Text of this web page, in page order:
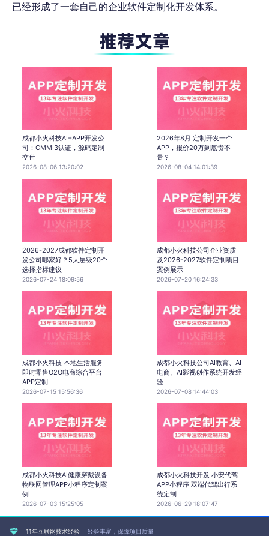
已经形成了一套自己的企业软件定制化开发体系。
成都小火科技AI+APP开发公
司：CMMI3认证，源码定制
交付
2026-08-06 13:20:02
2026年8月 定制开发一个
APP，报价20万到底贵不
贵？
2026-08-04 14:01:39
2026-2027成都软件定制开
发公司哪家好？5大层级20个
选择指标建议
2026-07-24 18:09:56
成都小火科技公司企业资质
及2026-2027软件定制项目
案例展示
2026-07-20 16:24:33
成都小火科技 本地生活服务
即时零售O2O电商综合平台
APP定制
2026-07-15 15:56:36
成都小火科技公司AI教育、AI
电商、AI影视创作系统开发经
验
2026-07-08 14:44:03
成都小火科技AI健康穿戴设备
物联网管理APP小程序定制案
例
2026-07-03 15:25:05
成都小火科技开发 小安代驾
APP小程序 双端代驾出行系
统定制
2026-06-29 18:07:47
11年互联网技术经验 经验丰富，保障项目质量